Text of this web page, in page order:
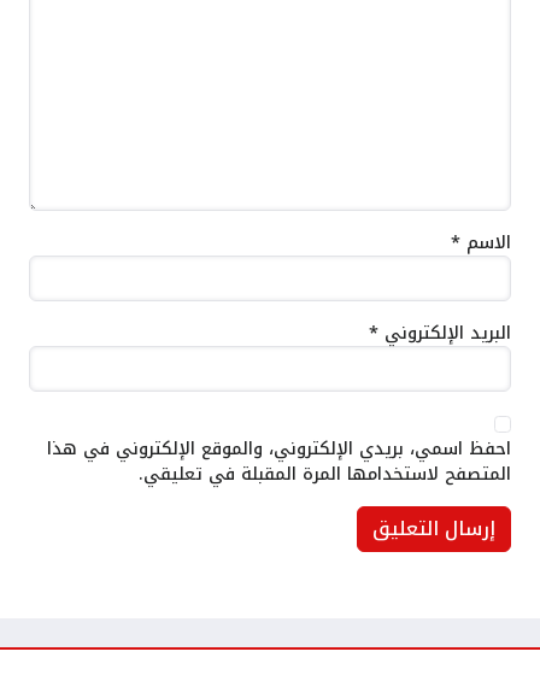
الاسم *
البريد الإلكتروني *
احفظ اسمي، بريدي الإلكتروني، والموقع الإلكتروني في هذا
المتصفح لاستخدامها المرة المقبلة في تعليقي.